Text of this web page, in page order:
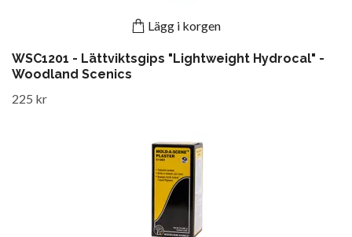
Lägg i korgen
WSC1201 - Lättviktsgips "Lightweight Hydrocal" -
Woodland Scenics
225 kr